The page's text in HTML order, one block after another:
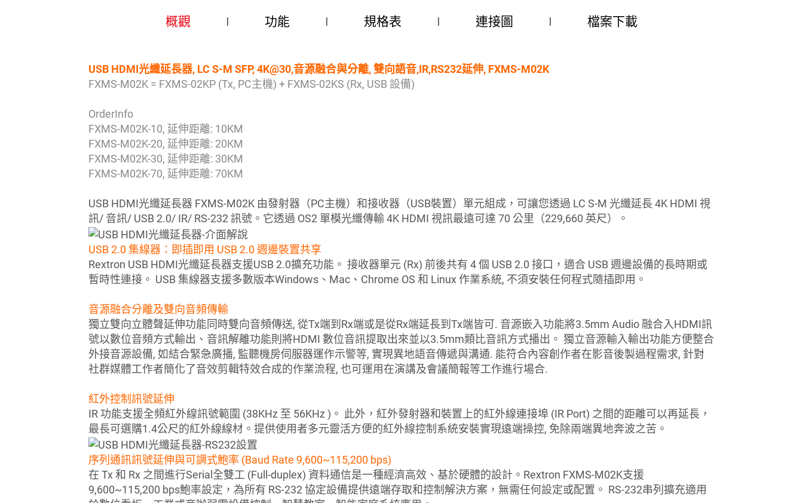
概觀 功能 規格表 連接圖 檔案下載
USB HDMI光纖延長器, LC S-M SFP, 4K@30,音源融合與分離, 雙向語音,IR,RS232延伸, FXMS-M02K
FXMS-M02K = FXMS-02KP (Tx, PC主機) + FXMS-02KS (Rx, USB 設備)
OrderInfo
FXMS-M02K-10, 延伸距離: 10KM
FXMS-M02K-20, 延伸距離: 20KM
FXMS-M02K-30, 延伸距離: 30KM
FXMS-M02K-70, 延伸距離: 70KM
USB HDMI光纖延長器 FXMS-M02K 由發射器（PC主機）和接收器（USB裝置）單元組成，可讓您透過 LC S-M 光纖延長 4K HDMI 視
訊/ 音訊/ USB 2.0/ IR/ RS-232 訊號。它透過 OS2 單模光纖傳輸 4K HDMI 視訊最遠可達 70 公里（229,660 英尺）。
USB 2.0 集線器：即插即用 USB 2.0 週邊裝置共享
Rextron USB HDMI光纖延長器支援USB 2.0擴充功能。 接收器單元 (Rx) 前後共有 4 個 USB 2.0 接口，適合 USB 週邊設備的長時期或
暫時性連接。 USB 集線器支援多數版本Windows、Mac、Chrome OS 和 Linux 作業系統, 不須安裝任何程式隨插即用。
音源融合分離及雙向音頻傳輸
獨立雙向立體聲延伸功能同時雙向音頻傳送, 從Tx端到Rx端或是從Rx端延長到Tx端皆可. 音源嵌入功能將3.5mm Audio 融合入HDMI訊
號以數位音頻方式輸出、音訊解離功能則將HDMI 數位音訊提取出來並以3.5mm類比音訊方式播出。 獨立音源輸入輸出功能方便整合
外接音源設備, 如結合緊急廣播, 監聽機房伺服器運作示警等, 實現異地語音傳遞與溝通. 能符合內容創作者在影音後製過程需求, 針對
社群媒體工作者簡化了音效剪輯特效合成的作業流程, 也可運用在演講及會議簡報等工作進行場合.
紅外控制訊號延伸
IR 功能支援全頻紅外線訊號範圍 (38KHz 至 56KHz )。 此外，紅外發射器和裝置上的紅外線連接埠 (IR Port) 之間的距離可以再延長，
最長可選購1.4公尺的紅外線線材。提供使用者多元靈活方便的紅外線控制系統安裝實現遠端操控, 免除兩端異地奔波之苦。
序列通訊訊號延伸與可調式鮑率 (Baud Rate 9,600~115,200 bps)
在 Tx 和 Rx 之間進行Serial全雙工 (Full-duplex) 資料通信是一種經濟高效、基於硬體的設計。Rextron FXMS-M02K支援
9,600~115,200 bps鮑率設定，為所有 RS-232 協定設備提供遠端存取和控制解決方案，無需任何設定或配置。 RS-232串列擴充適用